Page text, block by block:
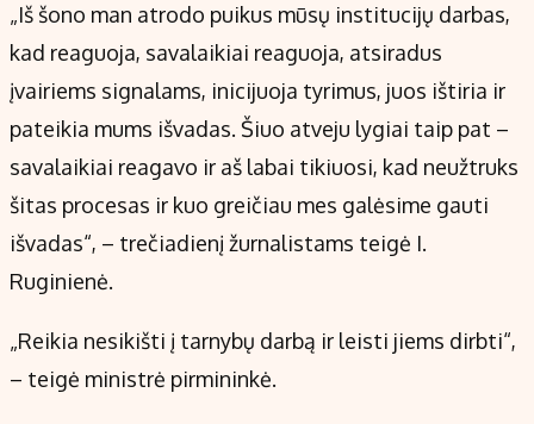
„Iš šono man atrodo puikus mūsų institucijų darbas,
kad reaguoja, savalaikiai reaguoja, atsiradus
įvairiems signalams, inicijuoja tyrimus, juos ištiria ir
pateikia mums išvadas. Šiuo atveju lygiai taip pat –
savalaikiai reagavo ir aš labai tikiuosi, kad neužtruks
šitas procesas ir kuo greičiau mes galėsime gauti
išvadas“, – trečiadienį žurnalistams teigė I.
Ruginienė.
„Reikia nesikišti į tarnybų darbą ir leisti jiems dirbti“,
– teigė ministrė pirmininkė.